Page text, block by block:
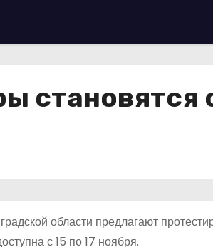
становятся
области предлагают
с 15 по 17 ноября.